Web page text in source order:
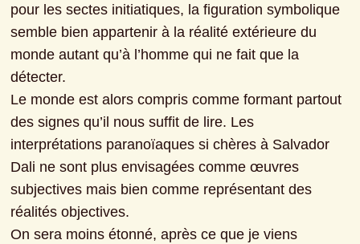
pour les sectes initiatiques, la figuration symbolique
semble bien appartenir à la réalité extérieure du
monde autant qu’à l’homme qui ne fait que la
détecter.
Le monde est alors compris comme formant partout
des signes qu’il nous suffit de lire. Les
interprétations paranoïaques si chères à Salvador
Dali ne sont plus envisagées comme œuvres
subjectives mais bien comme représentant des
réalités objectives.
On sera moins étonné, après ce que je viens